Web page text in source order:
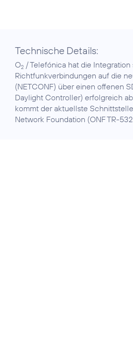
Technische Details:
O2 / Telefónica hat die
Richtfunkverbindungen auf die
(NETCONF) über einen offenen
Daylight Controller) erfolgreich
kommt der aktuellste
Network Foundation (ONF TR-